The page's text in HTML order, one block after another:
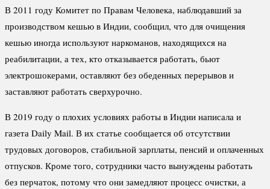
В 2011 году Комитет по Правам Человека, наблюдавший за
производством кешью в Индии, сообщил, что для очищения
кешью иногда используют наркоманов, находящихся на
реабилитации, а тех, кто отказывается работать, бьют
электрошокерами, оставляют без обеденных перерывов и
заставляют работать сверхурочно.
В 2019 году о плохих условиях работы в Индии написала и
газета Daily Mail. В их статье сообщается об отсутствии
трудовых договоров, стабильной зарплаты, пенсий и оплаченных
отпусков. Кроме того, сотрудники часто вынуждены работать
без перчаток, потому что они замедляют процесс очистки, а